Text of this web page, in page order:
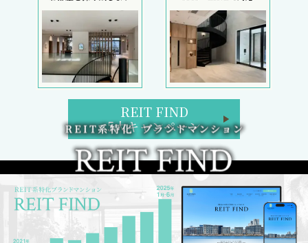
REIT FIND
5大キャンペーン